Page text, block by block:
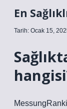
En
Tarih: Ocak 15,